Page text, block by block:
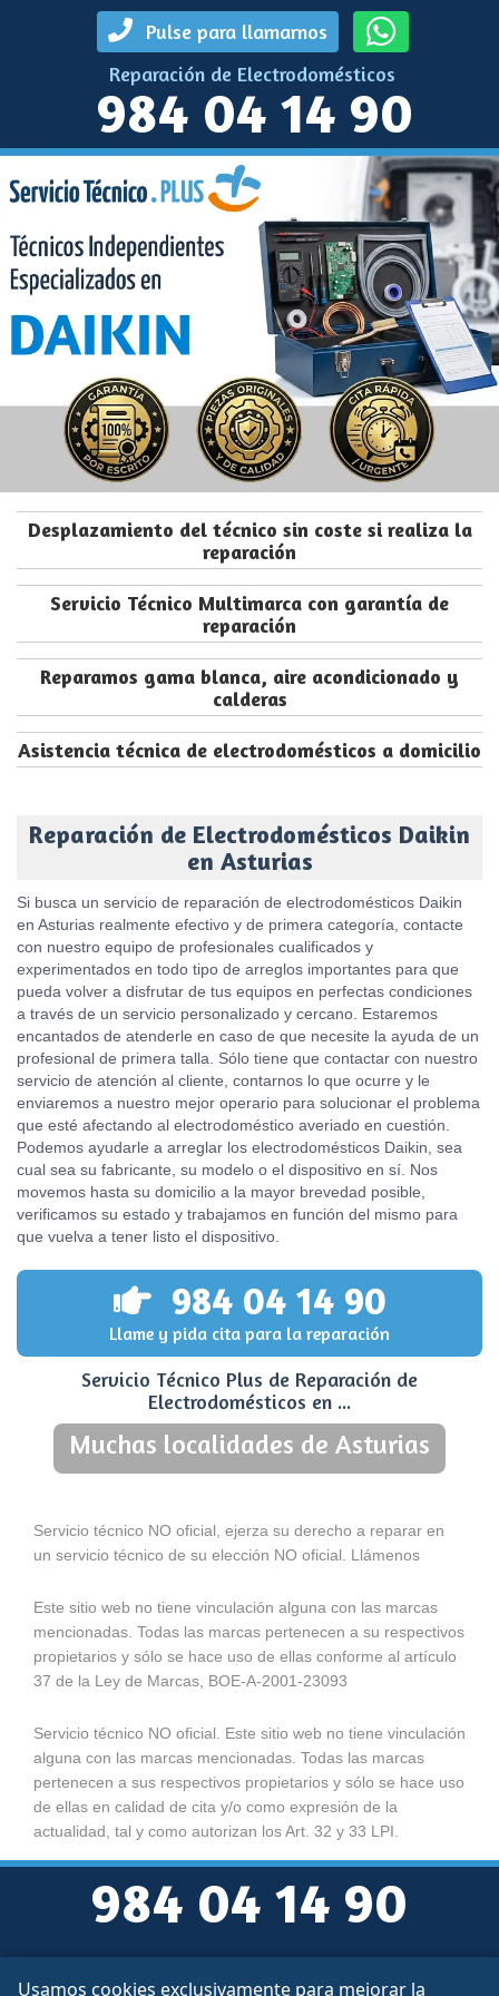
Pulse para llamarnos
Reparación de Electrodomésticos
984 04 14 90
Desplazamiento del técnico sin coste si realiza la
reparación
Servicio Técnico Multimarca con garantía de
reparación
Reparamos gama blanca, aire acondicionado y
calderas
Asistencia técnica de electrodomésticos a domicilio
Reparación de Electrodomésticos Daikin
en Asturias
Si busca un servicio de reparación de electrodomésticos Daikin
en Asturias realmente efectivo y de primera categoría, contacte
con nuestro equipo de profesionales cualificados y
experimentados en todo tipo de arreglos importantes para que
pueda volver a disfrutar de tus equipos en perfectas condiciones
a través de un servicio personalizado y cercano. Estaremos
encantados de atenderle en caso de que necesite la ayuda de un
profesional de primera talla. Sólo tiene que contactar con nuestro
servicio de atención al cliente, contarnos lo que ocurre y le
enviaremos a nuestro mejor operario para solucionar el problema
que esté afectando al electrodoméstico averiado en cuestión.
Podemos ayudarle a arreglar los electrodomésticos Daikin, sea
cual sea su fabricante, su modelo o el dispositivo en sí. Nos
movemos hasta su domicilio a la mayor brevedad posible,
verificamos su estado y trabajamos en función del mismo para
que vuelva a tener listo el dispositivo.
984 04 14 90
Llame y pida cita para la reparación
Servicio Técnico Plus de Reparación de
Electrodomésticos en ...
Muchas localidades de Asturias
Servicio técnico NO oficial, ejerza su derecho a reparar en
un servicio técnico de su elección NO oficial. Llámenos
Este sitio web no tiene vinculación alguna con las marcas
mencionadas. Todas las marcas pertenecen a su respectivos
propietarios y sólo se hace uso de ellas conforme al artículo
37 de la Ley de Marcas, BOE-A-2001-23093
Servicio técnico NO oficial. Este sitio web no tiene vinculación
alguna con las marcas mencionadas. Todas las marcas
pertenecen a sus respectivos propietarios y sólo se hace uso
de ellas en calidad de cita y/o como expresión de la
actualidad, tal y como autorizan los Art. 32 y 33 LPI.
984 04 14 90
Aviso legal
Usamos cookies exclusivamente para mejorar la